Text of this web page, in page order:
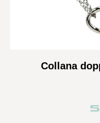
Collana